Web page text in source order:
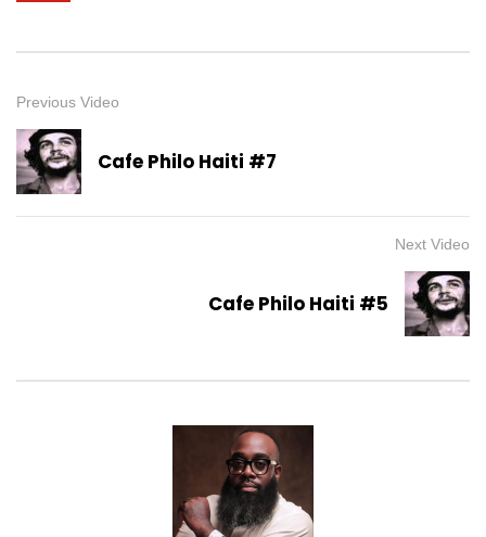
Previous Video
Cafe Philo Haiti #7
Next Video
Cafe Philo Haiti #5